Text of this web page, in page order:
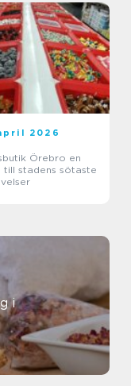
2026
Örebro en
till stadens sötaste